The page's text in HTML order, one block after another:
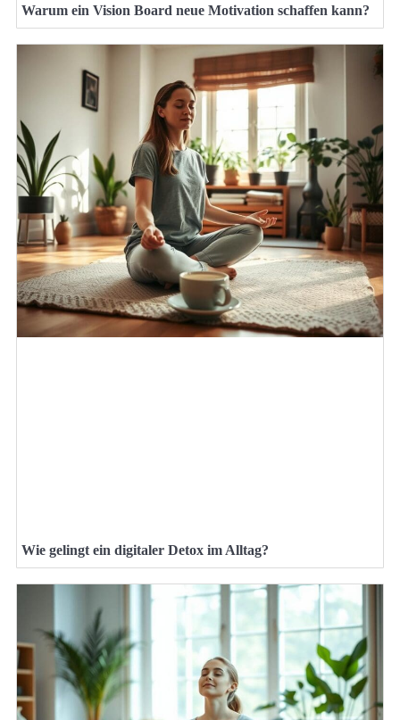
Warum ein Vision Board neue Motivation schaffen kann?
Wie gelingt ein digitaler Detox im Alltag?